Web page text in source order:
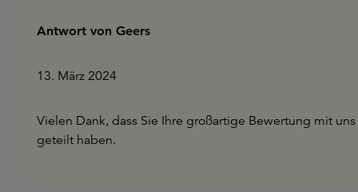
Antwort von Geers
13. März 2024
Vielen Dank, dass Sie Ihre großartige Bewertung mit uns
geteilt haben.